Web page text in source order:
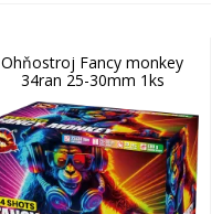
Ohňostroj Fancy monkey
34ran 25-30mm 1ks